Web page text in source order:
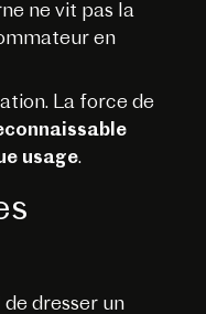
ne vit pas la
en
La force de
usage.
dresser un